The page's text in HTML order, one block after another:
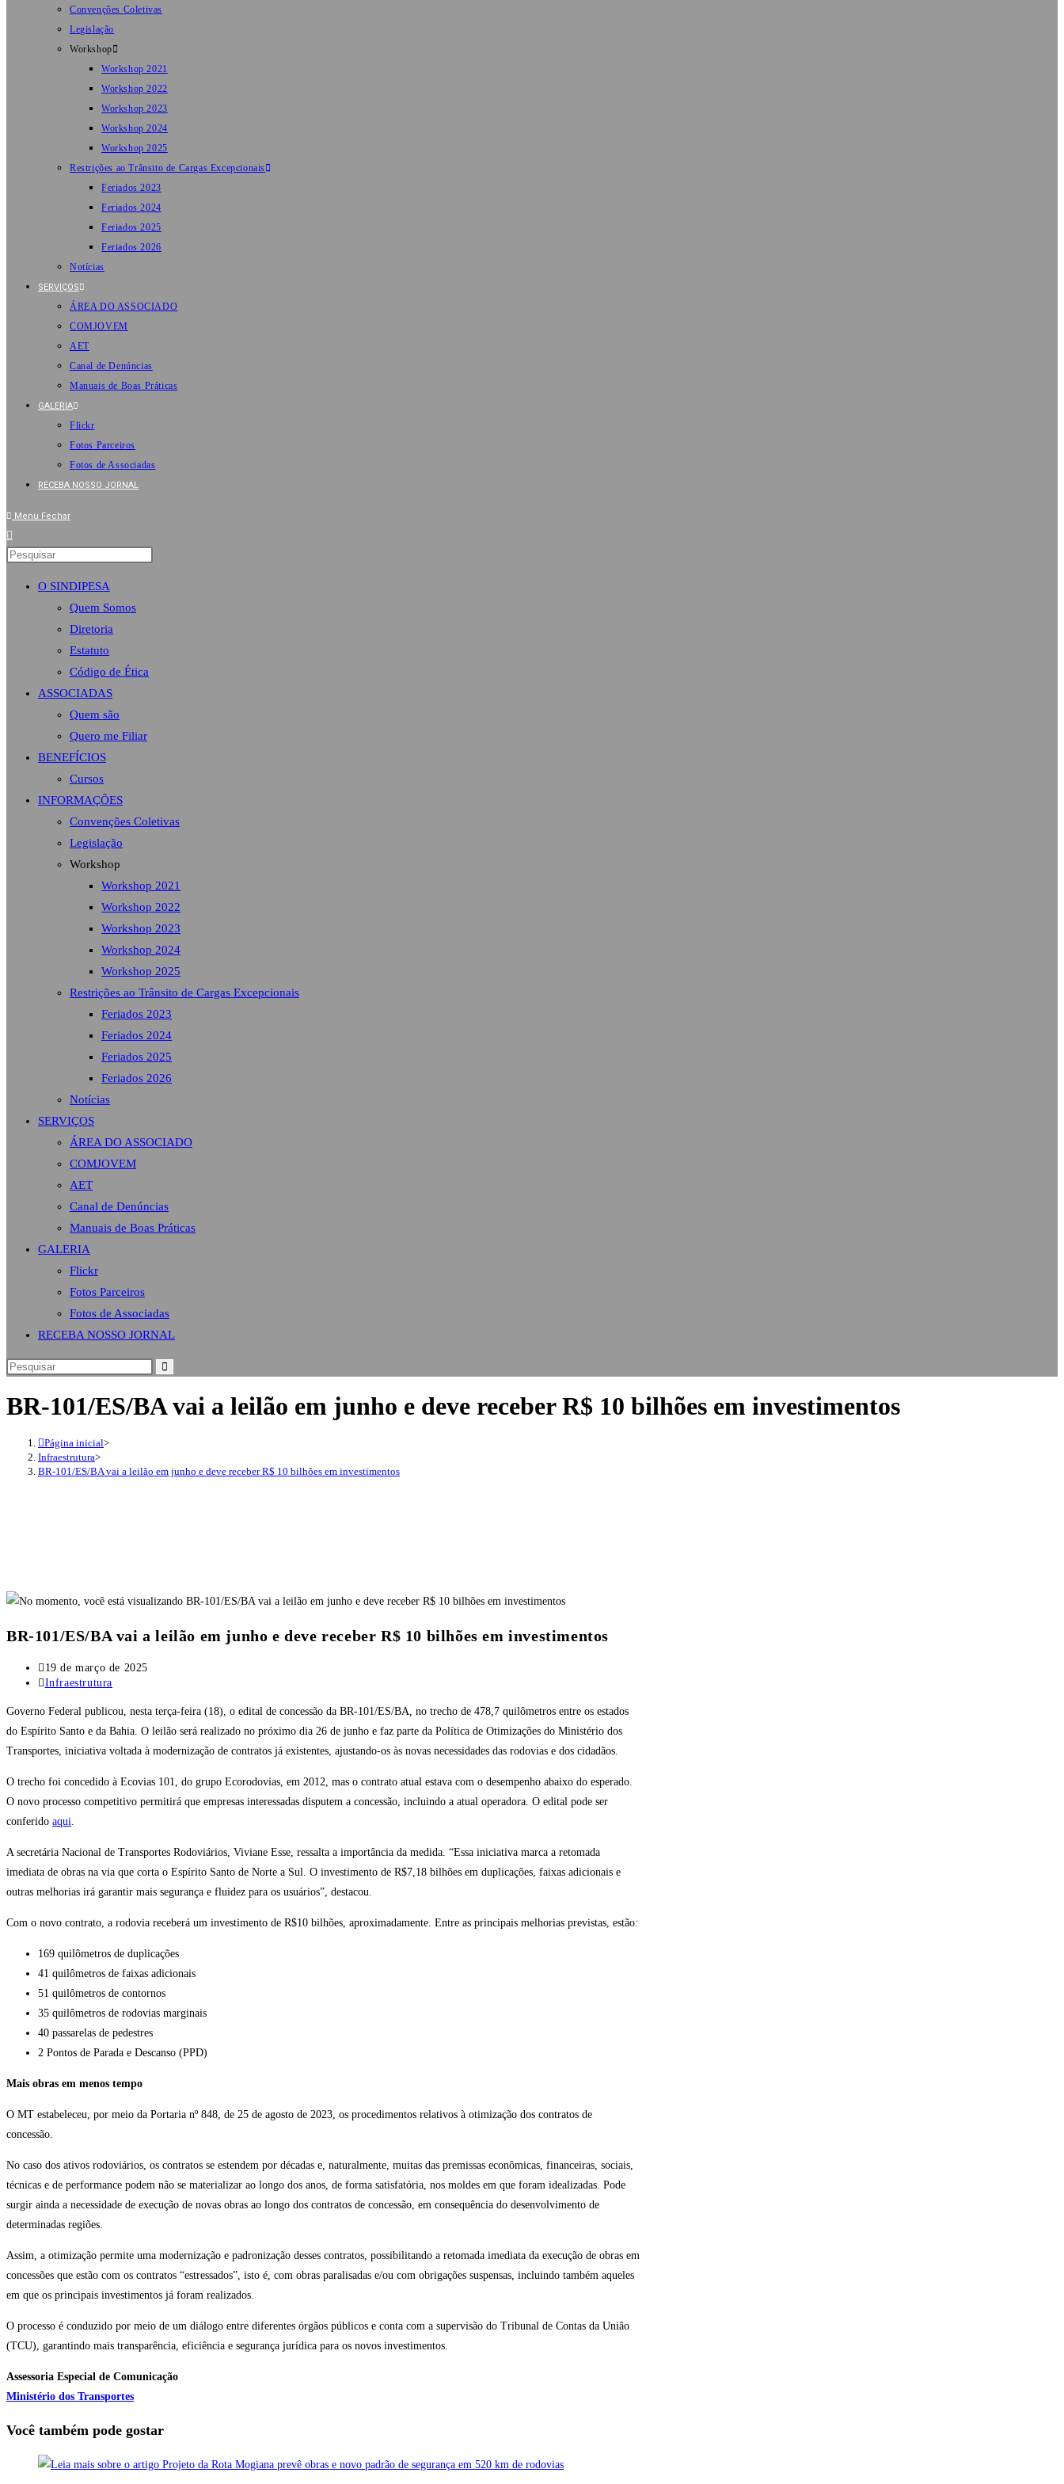
Convenções Coletivas
Legislação
Workshop
Workshop 2021
Workshop 2022
Workshop 2023
Workshop 2024
Workshop 2025
Restrições ao Trânsito de Cargas Excepcionais
Feriados 2023
Feriados 2024
Feriados 2025
Feriados 2026
Notícias
SERVIÇOS
ÁREA DO ASSOCIADO
COMJOVEM
AET
Canal de Denúncias
Manuais de Boas Práticas
GALERIA
Flickr
Fotos Parceiros
Fotos de Associadas
RECEBA NOSSO JORNAL
Menu Fechar
O SINDIPESA
Quem Somos
Diretoria
Estatuto
Código de Ética
ASSOCIADAS
Quem são
Quero me Filiar
BENEFÍCIOS
Cursos
INFORMAÇÕES
Convenções Coletivas
Legislação
Workshop
Workshop 2021
Workshop 2022
Workshop 2023
Workshop 2024
Workshop 2025
Restrições ao Trânsito de Cargas Excepcionais
Feriados 2023
Feriados 2024
Feriados 2025
Feriados 2026
Notícias
SERVIÇOS
ÁREA DO ASSOCIADO
COMJOVEM
AET
Canal de Denúncias
Manuais de Boas Práticas
GALERIA
Flickr
Fotos Parceiros
Fotos de Associadas
RECEBA NOSSO JORNAL
BR-101/ES/BA vai a leilão em junho e deve receber R$ 10 bilhões em investimentos
Página inicial>
Infraestrutura>
BR-101/ES/BA vai a leilão em junho e deve receber R$ 10 bilhões em investimentos
BR-101/ES/BA vai a leilão em junho e deve receber R$ 10 bilhões em investimentos
Post
publicado:
19 de março de 2025
Categoria
post:
Infraestrutura
Governo Federal publicou, nesta terça-feira (18), o edital de concessão da BR-101/ES/BA, no trecho de 478,7 quilômetros entre os estados
do Espírito Santo e da Bahia. O leilão será realizado no próximo dia 26 de junho e faz parte da Política de Otimizações do Ministério dos
Transportes, iniciativa voltada à modernização de contratos já existentes, ajustando-os às novas necessidades das rodovias e dos cidadãos.
O trecho foi concedido à Ecovias 101, do grupo Ecorodovias, em 2012, mas o contrato atual estava com o desempenho abaixo do esperado.
O novo processo competitivo permitirá que empresas interessadas disputem a concessão, incluindo a atual operadora. O edital pode ser
conferido aqui
A secretária Nacional de Transportes Rodoviários, Viviane Esse, ressalta a importância da medida. “Essa iniciativa marca a retomada
imediata de obras na via que corta o Espírito Santo de Norte a Sul. O investimento de R$7,18 bilhões em duplicações, faixas adicionais e
outras melhorias irá garantir mais segurança e fluidez para os usuários”, destacou.
Com o novo contrato, a rodovia receberá um investimento de R$10 bilhões, aproximadamente. Entre as principais melhorias previstas, estão:
169 quilômetros de duplicações
41 quilômetros de faixas adicionais
51 quilômetros de contornos
35 quilômetros de rodovias marginais
40 passarelas de pedestres
2 Pontos de Parada e Descanso (PPD)
Mais obras em menos tempo
O MT estabeleceu, por meio da Portaria nº 848, de 25 de agosto de 2023, os procedimentos relativos à otimização dos contratos de
concessão.
No caso dos ativos rodoviários, os contratos se estendem por décadas e, naturalmente, muitas das premissas econômicas, financeiras, sociais,
técnicas e de performance podem não se materializar ao longo dos anos, de forma satisfatória, nos moldes em que foram idealizadas. Pode
surgir ainda a necessidade de execução de novas obras ao longo dos contratos de concessão, em consequência do desenvolvimento de
determinadas regiões.
Assim, a otimização permite uma modernização e padronização desses contratos, possibilitando a retomada imediata da execução de obras em
concessões que estão com os contratos “estressados”, isto é, com obras paralisadas e/ou com obrigações suspensas, incluindo também aqueles
em que os principais investimentos já foram realizados.
O processo é conduzido por meio de um diálogo entre diferentes órgãos públicos e conta com a supervisão do Tribunal de Contas da União
(TCU), garantindo mais transparência, eficiência e segurança jurídica para os novos investimentos.
Assessoria Especial de Comunicação
Ministério dos Transportes
Você também pode gostar